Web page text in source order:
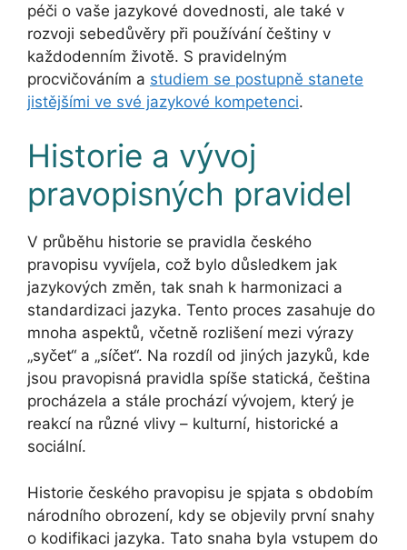
péči o vaše jazykové dovednosti, ale také v
rozvoji sebedůvěry při používání češtiny v
každodenním životě. S pravidelným
procvičováním a studiem se postupně stanete
jistějšími ve své jazykové kompetenci.
Historie a vývoj
pravopisných pravidel
V průběhu historie se pravidla českého
pravopisu vyvíjela, což bylo důsledkem jak
jazykových změn, tak snah k harmonizaci a
standardizaci jazyka. Tento proces zasahuje do
mnoha aspektů, včetně rozlišení mezi výrazy
„syčet“ a „síčet“. Na rozdíl od jiných jazyků, kde
jsou pravopisná pravidla spíše statická, čeština
procházela a stále prochází vývojem, který je
reakcí na různé vlivy – kulturní, historické a
sociální.
Historie českého pravopisu je spjata s obdobím
národního obrození, kdy se objevily první snahy
o kodifikaci jazyka. Tato snaha byla vstupem do